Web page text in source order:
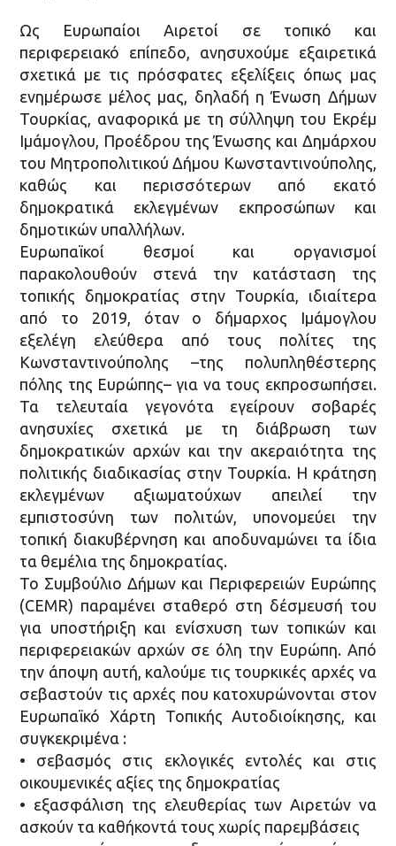
Ως Ευρωπαίοι Αιρετοί σε τοπικό και
περιφερειακό επίπεδο, ανησυχούμε εξαιρετικά
σχετικά με τις πρόσφατες εξελίξεις όπως μας
ενημέρωσε μέλος μας, δηλαδή η Ένωση Δήμων
Τουρκίας, αναφορικά με τη σύλληψη του Εκρέμ
Ιμάμογλου, Προέδρου της Ένωσης και Δημάρχου
του Μητροπολιτικού Δήμου Κωνσταντινούπολης,
καθώς και περισσότερων από εκατό
δημοκρατικά εκλεγμένων εκπροσώπων και
δημοτικών υπαλλήλων.
Ευρωπαϊκοί θεσμοί και οργανισμοί
παρακολουθούν στενά την κατάσταση της
τοπικής δημοκρατίας στην Τουρκία, ιδιαίτερα
από το 2019, όταν ο δήμαρχος Ιμάμογλου
εξελέγη ελεύθερα από τους πολίτες της
Κωνσταντινούπολης –της πολυπληθέστερης
πόλης της Ευρώπης– για να τους εκπροσωπήσει.
Τα τελευταία γεγονότα εγείρουν σοβαρές
ανησυχίες σχετικά με τη διάβρωση των
δημοκρατικών αρχών και την ακεραιότητα της
πολιτικής διαδικασίας στην Τουρκία. Η κράτηση
εκλεγμένων αξιωματούχων απειλεί την
εμπιστοσύνη των πολιτών, υπονομεύει την
τοπική διακυβέρνηση και αποδυναμώνει τα ίδια
τα θεμέλια της δημοκρατίας.
Το Συμβούλιο Δήμων και Περιφερειών Ευρώπης
(CEMR) παραμένει σταθερό στη δέσμευσή του
για υποστήριξη και ενίσχυση των τοπικών και
περιφερειακών αρχών σε όλη την Ευρώπη. Από
την άποψη αυτή, καλούμε τις τουρκικές αρχές να
σεβαστούν τις αρχές που κατοχυρώνονται στον
Ευρωπαϊκό Χάρτη Τοπικής Αυτοδιοίκησης, και
συγκεκριμένα :
• σεβασμός στις εκλογικές εντολές και στις
οικουμενικές αξίες της δημοκρατίας
• εξασφάλιση της ελευθερίας των Αιρετών να
ασκούν τα καθήκοντά τους χωρίς παρεμβάσεις